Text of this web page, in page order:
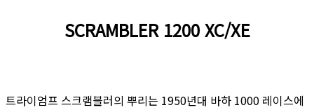
SCRAMBLER 1200 XC/XE
트라이엄프 스크램블러의 뿌리는 1950년대 바하 1000 레이스에